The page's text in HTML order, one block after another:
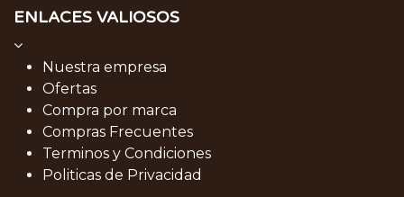
ENLACES VALIOSOS
Nuestra empresa
Ofertas
Compra por marca
Compras Frecuentes
Terminos y Condiciones
Politicas de Privacidad